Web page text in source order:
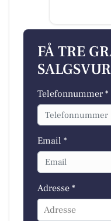
FÅ TRE
Telefonnummer *
Email *
Adresse *
Adresse